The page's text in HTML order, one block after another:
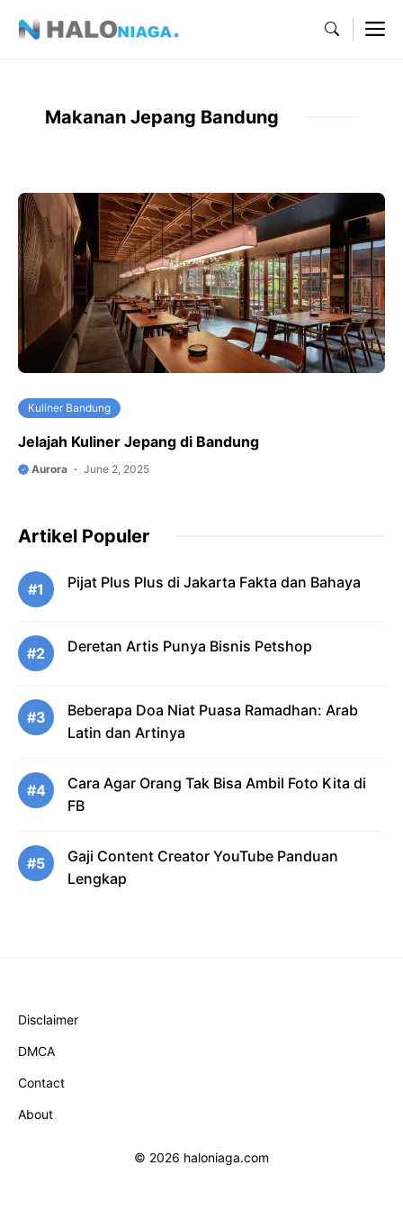
Makanan Jepang Bandung
Kuliner Bandung
Jelajah Kuliner Jepang di Bandung
Aurora June 2, 2025
Artikel Populer
#1 Pijat Plus Plus di Jakarta Fakta dan Bahaya
#2 Deretan Artis Punya Bisnis Petshop
#3
Beberapa Doa Niat Puasa Ramadhan: Arab
Latin dan Artinya
#4
Cara Agar Orang Tak Bisa Ambil Foto Kita di
FB
#5
Gaji Content Creator YouTube Panduan
Lengkap
Disclaimer
DMCA
Contact
About
© 2026 haloniaga.com